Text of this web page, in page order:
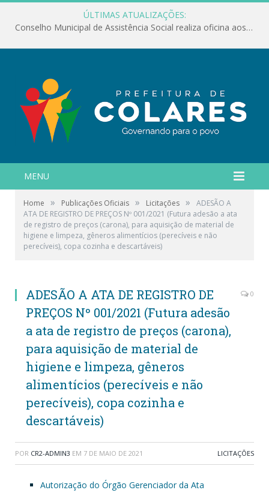
ÚLTIMAS ATUALIZAÇÕES:
Conselho Municipal de Assistência Social realiza oficina aos servidores
MENU
Home » Publicações Oficiais » Licitações »
ADESÃO A
ATA DE REGISTRO DE PREÇOS Nº 001/2021 (Futura adesão a ata
de registro de preços (carona), para aquisição de material de
higiene e limpeza, gêneros alimentícios (perecíveis e não
perecíveis), copa cozinha e descartáveis)
ADESÃO A ATA DE REGISTRO DE
PREÇOS Nº 001/2021 (Futura adesão
a ata de registro de preços (carona),
para aquisição de material de
higiene e limpeza, gêneros
alimentícios (perecíveis e não
perecíveis), copa cozinha e
descartáveis)
0
POR CR2-ADMIN3 EM 7 DE MAIO DE 2021 LICITAÇÕES
Autorização do Órgão Gerenciador da Ata